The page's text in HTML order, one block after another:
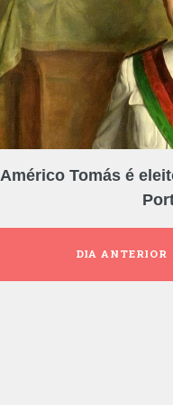
Américo Tomás é
DIA ANTERIOR